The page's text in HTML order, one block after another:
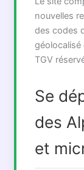
nouvelles
des codes
géolocalisé
TGV
Se
des
et